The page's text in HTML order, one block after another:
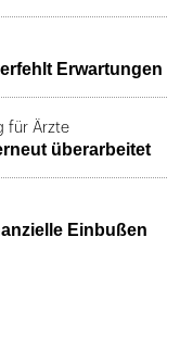
Erwartungen
für Ärzte
überarbeitet
Einbußen